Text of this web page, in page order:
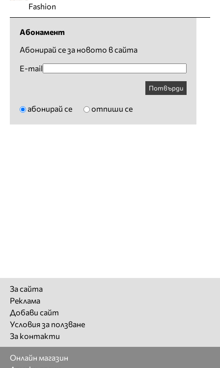
Fashion
Абонамент
Абонирай се за новото в сайта
E-mail
Потвърди
абонирай се отпиши се
За сайта
Реклама
Добави сайт
Условия за ползване
За контакти
Онлайн магазин